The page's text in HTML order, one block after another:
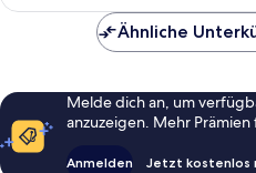
Ähnliche
Melde dich an, um
anzuzeigen. Mehr
Anmelden Jetzt kostenlos